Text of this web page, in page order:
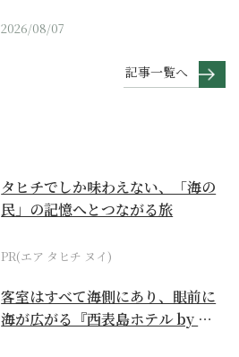
2026/08/07
記事一覧へ
タヒチでしか味わえない、「海の
民」の記憶へとつながる旅
PR(エア タヒチ ヌイ)
客室はすべて海側にあり、眼前に
海が広がる『西表島ホテル by 星